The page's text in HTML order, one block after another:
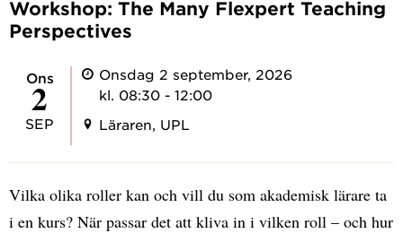
Workshop: The Many Flexpert Teaching
Perspectives
ons
2
SEP
Onsdag 2 september, 2026
kl. 08:30 - 12:00
Läraren, UPL
Vilka olika roller kan och vill du som akademisk lärare ta
i en kurs? När passar det att kliva in i vilken roll – och hur